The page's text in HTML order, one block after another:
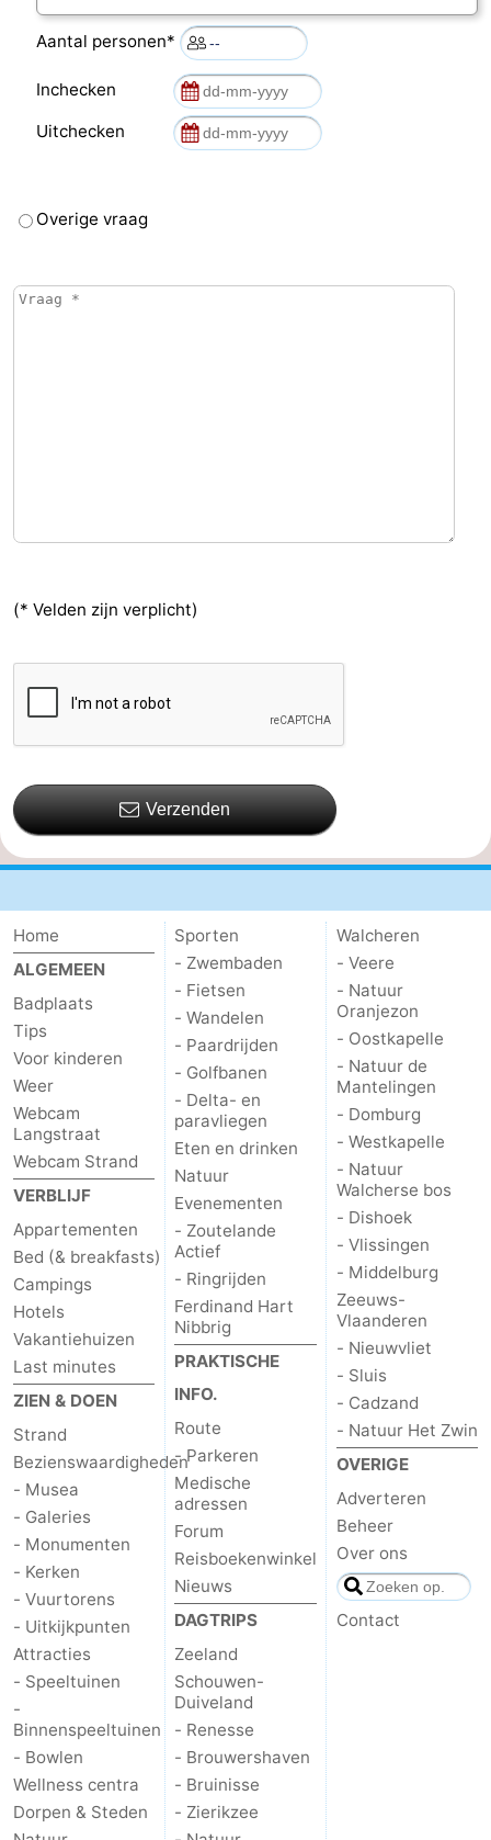
Nieuwvliet
Het
Contact
Aantal personen*
Inchecken
Uitchecken
Overige vraag
(* Velden zijn verplicht)
Verzenden
Home
ALGEMEEN
Badplaats
Tips
Voor kinderen
Weer
Webcam
Langstraat
Webcam Strand
VERBLIJF
Appartementen
Bed (& breakfasts)
Campings
Hotels
Vakantiehuizen
Last minutes
ZIEN & DOEN
Strand
Bezienswaardigheden
- Musea
- Galeries
- Monumenten
- Kerken
- Vuurtorens
- Uitkijkpunten
Attracties
- Speeltuinen
-
Binnenspeeltuinen
- Bowlen
Wellness centra
Dorpen & Steden
Sporten
- Zwembaden
- Fietsen
- Wandelen
- Paardrijden
- Golfbanen
- Delta- en
paravliegen
Eten en drinken
Natuur
Evenementen
- Zoutelande
Actief
- Ringrijden
Ferdinand Hart
Nibbrig
PRAKTISCHE
INFO.
Route
- Parkeren
Medische
adressen
Forum
Reisboekenwinkel
Nieuws
DAGTRIPS
Zeeland
Schouwen-
Duiveland
- Renesse
- Brouwershaven
- Bruinisse
- Zierikzee
Walcheren
- Veere
- Natuur
Oranjezon
- Oostkapelle
- Natuur de
Mantelingen
- Domburg
- Westkapelle
- Natuur
Walcherse bos
- Dishoek
- Vlissingen
- Middelburg
Zeeuws-
Vlaanderen
- Nieuwvliet
- Sluis
- Cadzand
- Natuur Het Zwin
OVERIGE
Adverteren
Beheer
Over ons
Contact